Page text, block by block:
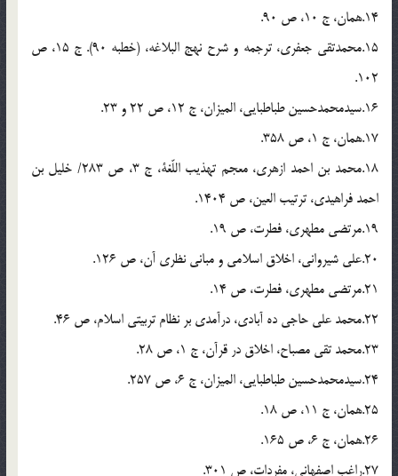
14.همان، ج 10، ص 90.
15.محمدتقی جعفری، ترجمه و شرح نهج البلاغه، (خطبه 90). ج 15، ص
102.
16.سیدمحمدحسین طباطبایی، المیزان، ج 12، ص 22 و 23.
17.همان، ج 1، ص 358.
18.محمد بن احمد ازهری، معجم تهذیب اللّغة، ج 3، ص 283/ خلیل بن
احمد فراهیدی، ترتیب العین، ص 1404.
19.مرتضی مطهری، فطرت، ص 19.
20.علی شیروانی، اخلاق اسلامی و مبانی نظری آن، ص 126.
21.مرتضی مطهری، فطرت، ص 14.
22.محمد علی حاجی ده آبادی، درآمدی بر نظام تربیتی اسلام، ص 46.
23.محمد تقی مصباح، اخلاق در قرآن، ج 1، ص 28.
24.سیدمحمدحسین طباطبایی، المیزان، ج 6، ص 257.
25.همان، ج 11، ص 18.
26.همان، ج 6، ص 165.
27.راغب اصفهانی، مفردات، ص 301.